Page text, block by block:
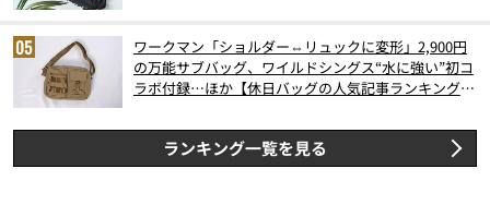
ワークマン「ショルダー⇔リュックに変形」2,900円
の万能サブバッグ、ワイルドシングス“水に強い”初コ
ラボ付録…ほか【休日バッグの人気記事ランキングベ
ランキング一覧を見る